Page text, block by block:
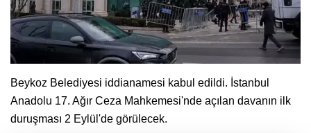
Beykoz Belediyesi iddianamesi kabul edildi. İstanbul
Anadolu 17. Ağır Ceza Mahkemesi'nde açılan davanın ilk
duruşması 2 Eylül'de görülecek.